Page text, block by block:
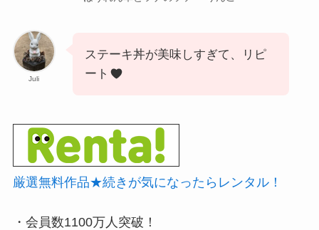
Juli
ステーキ丼が美味しすぎて、リピ
ート
厳選無料作品★続きが気になったらレンタル！
・会員数1100万人突破！